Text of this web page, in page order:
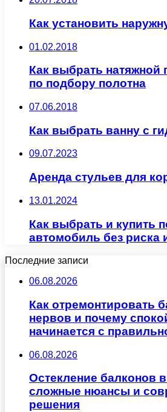
Как установить
01.02.2018
Как выбрать натяжной
по подбору полотна
07.06.2018
Как выбрать ванну с
09.07.2023
Аренда стульев для
13.01.2024
Как выбрать и купить
автомобиль без риска
Последние записи
06.08.2026
Как отремонтировать
нервов и почему
начинается с
06.08.2026
Остекление балконов
сложные нюансы и
решения